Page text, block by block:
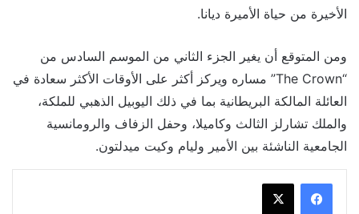
الأخيرة من حياة الأميرة ديانا.
ومن المتوقع أن يغير الجزء الثاني من الموسم السادس من
“The Crown” مساره ويركز أكثر على الأوقات الأكثر سعادة في
العائلة المالكة البريطانية بما في ذلك اليوبيل الذهبي للملكة،
والملك تشارلز الثالث وكاميلا، وحفل الزفاف والرومانسية
الجامعية الناشئة بين الأمير وليام وكيت ميدلتون.